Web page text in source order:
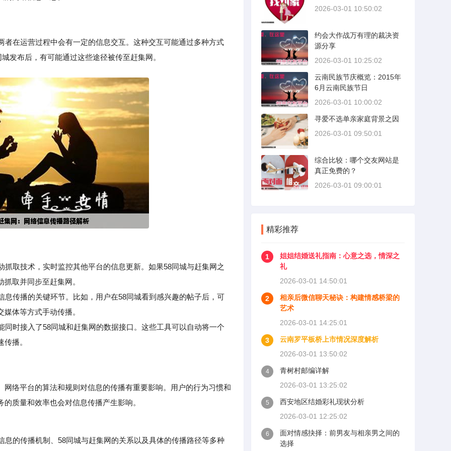
在运营过程中会有一定的信息交互。这种交互可能通过多种方式
发布后，有可能通过这些途径被传至赶集网。
取技术，实时监控其他平台的信息更新。如果58同城与赶集网之
取并同步至赶集网。
播的关键环节。比如，用户在58同城看到感兴趣的帖子后，可
体等方式手动传播。
接入了58同城和赶集网的数据接口。这些工具可以自动将一个
播。
络平台的算法和规则对信息的传播有重要影响。用户的行为习惯和
质量和效率也会对信息传播产生影响。
传播机制、58同城与赶集网的关系以及具体的传播路径等多种
2026-03-01 10:50:02
约会大作战万有理的裁决资
源分享
2026-03-01 10:25:02
云南民族节庆概览：2015年
6月云南民族节日
2026-03-01 10:00:02
寻爱不选单亲家庭背景之因
2026-03-01 09:50:01
综合比较：哪个交友网站是
真正免费的？
2026-03-01 09:00:01
精彩推荐
1
姐姐结婚送礼指南：心意之选，情深之
礼
2026-03-01 14:50:01
2
相亲后微信聊天秘诀：构建情感桥梁的
艺术
2026-03-01 14:25:01
3
云南罗平板桥上市情况深度解析
2026-03-01 13:50:02
4
青树村邮编详解
2026-03-01 13:25:02
5
西安地区结婚彩礼现状分析
2026-03-01 12:25:02
6
面对情感抉择：前男友与相亲男之间的
选择